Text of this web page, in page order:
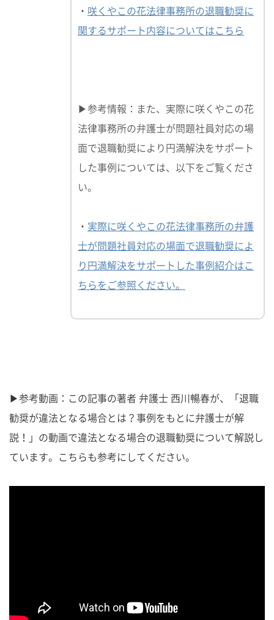
・ 咲くやこの花法律事務所の退職勧奨に
関するサポート内容についてはこちら
▶参考情報：また、実際に咲くやこの花
法律事務所の弁護士が問題社員対応の場
面で退職勧奨により円満解決をサポート
した事例については、以下をご覧くださ
い。
・ 実際に咲くやこの花法律事務所の弁護
士が問題社員対応の場面で退職勧奨によ
り円満解決をサポートした事例紹介はこ
ちらをご参照ください。
▶参考動画：この記事の著者 弁護士 西川暢春が、「退職
勧奨が違法となる場合とは？事例をもとに弁護士が解
説！」の動画で違法となる場合の退職勧奨について解説し
ています。こちらも参考にしてください。